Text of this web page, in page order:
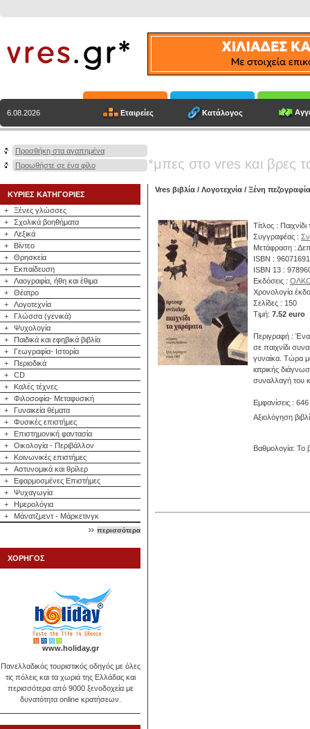
6.08.2026 Εταιρείες Κατάλογος
Προσθήκη στα αγαπημένα
Προωθήστε σε ένα φίλο
*μπες στο vres και βρες
ΚΥΡΙΕΣ ΚΑΤΗΓΟΡΙΕΣ
+
Ξένες γλώσσες
+
Σχολικά βοηθήματα
+
Λεξικά
+
Βίντεο
+
Θρησκεία
+
Εκπαίδευση
+
Λαογραφία, ήθη και έθιμα
+
Θέατρο
+
Λογοτεχνία
+
Γλώσσα (γενικά)
+
Ψυχολογία
+
Παιδικά και εφηβικά βιβλία
+
Γεωγραφία- Ιστορία
+
Περιοδικά
+
CD
+
Καλές τέχνες
+
Φιλοσοφία- Μεταφυσική
+
Γυναικεία θέματα
+
Φυσικές επιστήμες
+
Επιστημονική φαντασία
+
Οικολογία - Περιβάλλον
+
Κοινωνικές επιστήμες
+
Αστυνομικά και θρίλερ
+
Εφαρμοσμένες Επιστήμες
+
Ψυχαγωγία
+
Ημερολόγια
+
Μάνατζμεντ - Μάρκετινγκ
περισσότερα
ΧΟΡΗΓΟΣ
www.holiday.gr
Πανελλαδικός τουριστικός οδηγός με όλες
τις πόλεις και τα χωριά της Ελλάδας και
περισσότερα από 9000 ξενοδοχεία με
δυνατότητα online κρατήσεων.
Vres βιβλία / Λογοτεχνία / Ξένη πεζογραφία
Τίτλος :
Συγγραφέας :
Μετάφραση :
ISBN :
ISBN 13 :
Εκδόσεις :
Χρονολογία
Σελίδες : 150
Τιμή: 7.52 euro
Περιγραφή : Ένα
σε παιχνίδι
γυναίκα. Τώρα
ιατρικής
συναλλαγή του
Εμφανίσεις : 646
Αξιολόγηση
Βαθμολογία: Το